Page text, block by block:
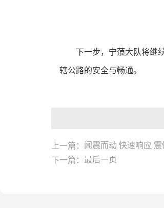
下一步，宁蒗大队将继
辖公路的安全与畅通。
上一篇： 闻震而动 快速响应
下一篇： 最后一页